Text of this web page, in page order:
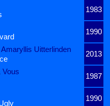
1983
1990
Uitterlinden
2013
Vous
1987
1990